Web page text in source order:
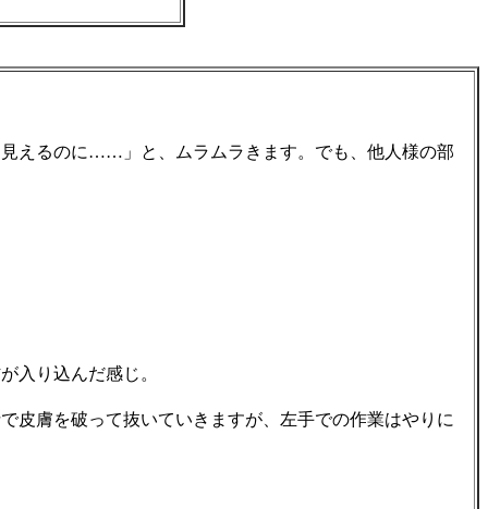
えるのに……」と、ムラムラきます。でも、他人様の部
入り込んだ感じ。
皮膚を破って抜いていきますが、左手での作業はやりに